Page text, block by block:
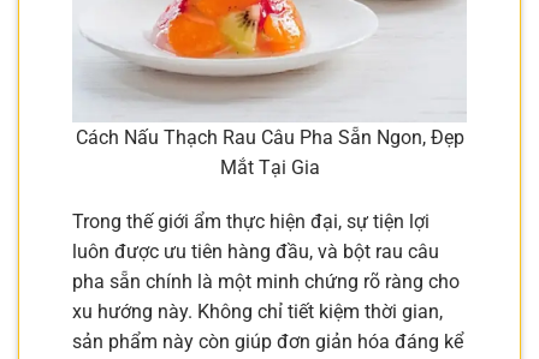
Cách Nấu Thạch Rau Câu Pha Sẵn Ngon, Đẹp
Mắt Tại Gia
Trong thế giới ẩm thực hiện đại, sự tiện lợi
luôn được ưu tiên hàng đầu, và bột rau câu
pha sẵn chính là một minh chứng rõ ràng cho
xu hướng này. Không chỉ tiết kiệm thời gian,
sản phẩm này còn giúp đơn giản hóa đáng kể